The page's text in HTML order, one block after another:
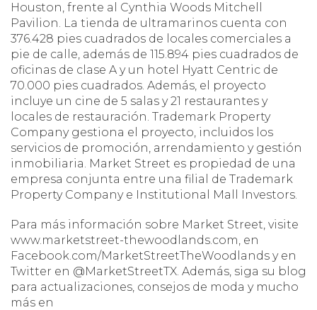
Houston, frente al Cynthia Woods Mitchell
Pavilion. La tienda de ultramarinos cuenta con
376.428 pies cuadrados de locales comerciales a
pie de calle, además de 115.894 pies cuadrados de
oficinas de clase A y un hotel Hyatt Centric de
70.000 pies cuadrados. Además, el proyecto
incluye un cine de 5 salas y 21 restaurantes y
locales de restauración. Trademark Property
Company gestiona el proyecto, incluidos los
servicios de promoción, arrendamiento y gestión
inmobiliaria. Market Street es propiedad de una
empresa conjunta entre una filial de Trademark
Property Company e Institutional Mall Investors.
Para más información sobre Market Street, visite
www.marketstreet-thewoodlands.com, en
Facebook.com/MarketStreetTheWoodlands y en
Twitter en @MarketStreetTX. Además, siga su blog
para actualizaciones, consejos de moda y mucho
más en